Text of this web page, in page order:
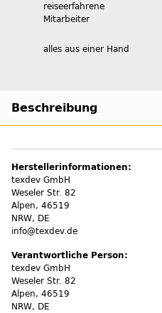
reiseerfahrene
Mitarbeiter
alles aus einer Hand
Beschreibung
Herstellerinformationen:
texdev GmbH
Weseler Str. 82
Alpen, 46519
NRW, DE
info@texdev.de
Verantwortliche Person:
texdev GmbH
Weseler Str. 82
Alpen, 46519
NRW, DE